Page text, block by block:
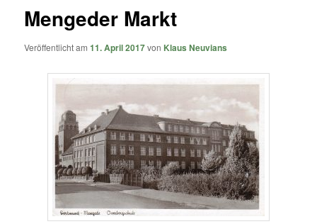
Mengeder Markt
Veröffentlicht am11. April 2017von Klaus Neuvians